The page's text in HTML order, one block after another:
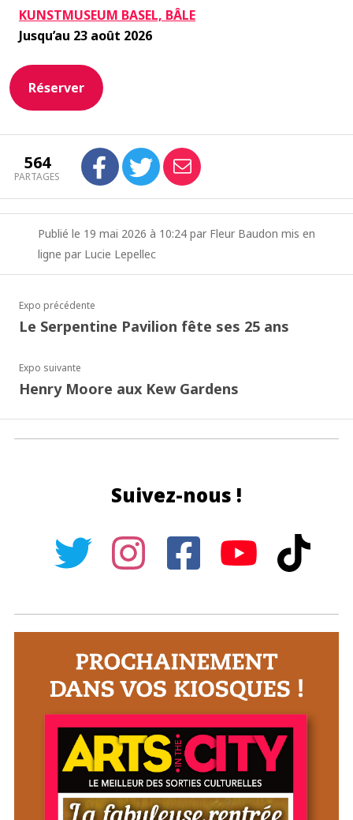
KUNSTMUSEUM BASEL, BÂLE
Jusqu’au 23 août 2026
Réserver
564
PARTAGES
Publié le 19 mai 2026 à 10:24 par Fleur Baudon mis en
ligne par Lucie Lepellec
Expo précédente
Le Serpentine Pavilion fête ses 25 ans
Expo suivante
Henry Moore aux Kew Gardens
Suivez-nous !